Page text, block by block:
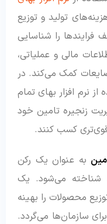
تولید و توزیع
را شناسایی
مالی و عملیاتی،
کمک می‌کند. در
از نرم افزار بهای تمام
زنجیره تامین خود
قوی‌تری کسب کنند.
به عنوان یک رکن
شناخته می‌شود. یک
محصولات را بهینه
سازمان‌ها می‌گردد.